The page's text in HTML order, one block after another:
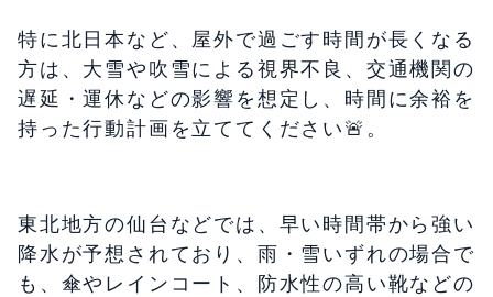
特に北日本など、屋外で過ごす時間が長くなる
方は、大雪や吹雪による視界不良、交通機関の
遅延・運休などの影響を想定し、時間に余裕を
持った行動計画を立ててください🚨️。
東北地方の仙台などでは、早い時間帯から強い
降水が予想されており、雨・雪いずれの場合で
も、傘やレインコート、防水性の高い靴などの